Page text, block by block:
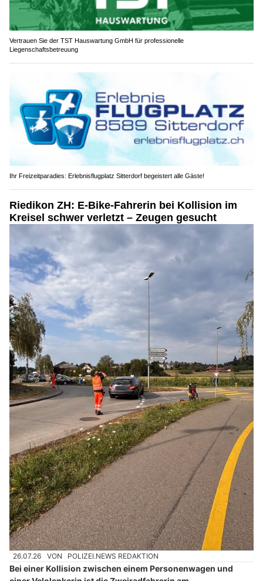
Vertrauen Sie der TST Hauswartung GmbH für professionelle
Liegenschaftsbetreuung
Ihr Freizeitparadies: Erlebnisflugplatz Sitterdorf begeistert alle Gäste!
Riedikon ZH: E-Bike-Fahrerin bei Kollision im
Kreisel schwer verletzt – Zeugen gesucht
26.07.26 VON POLIZEI.NEWS REDAKTION
Bei einer Kollision zwischen einem Personenwagen und